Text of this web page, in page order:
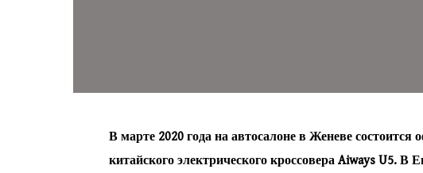
В марте 2020 года на автосалоне в Женеве
китайского электрического кроссовера Aiways U5. В